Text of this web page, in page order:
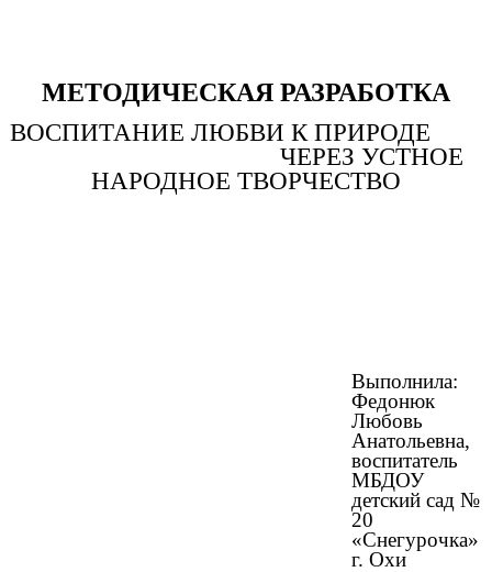
МЕТОДИЧЕСКАЯ РАЗРАБОТКА
ВОСПИТАНИЕ ЛЮБВИ К ПРИРОДЕ
ЧЕРЕЗ УСТНОЕ
НАРОДНОЕ ТВОРЧЕСТВО
Выполнила:
Федонюк
Любовь
Анатольевна,
воспитатель
МБДОУ
детский сад №
20
«Снегурочка»
г. Охи